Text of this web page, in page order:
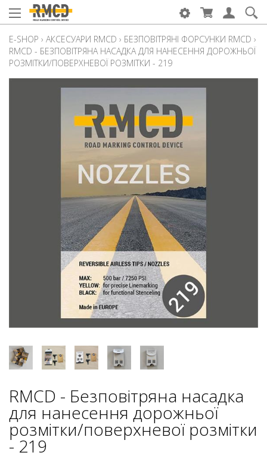
E-SHOP › АКСЕСУАРИ RMCD › БЕЗПОВІТРЯНІ ФОРСУНКИ RMCD ›
RMCD - БЕЗПОВІТРЯНА НАСАДКА ДЛЯ НАНЕСЕННЯ ДОРОЖНЬОЇ
РОЗМІТКИ/ПОВЕРХНЕВОЇ РОЗМІТКИ - 219
RMCD - Безповітряна насадка
для нанесення дорожньої
розмітки/поверхневої розмітки
- 219